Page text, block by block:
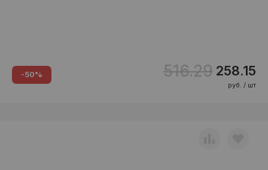
-50% 516.29 258.15
руб. / шт